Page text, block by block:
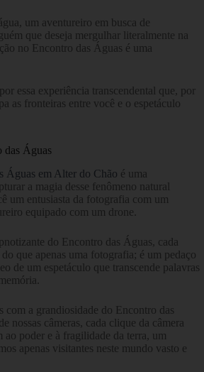
um aventureiro em busca de
que deseja mergulhar literalmente na
no Encontro das Águas é uma
essa experiência transcendental que, por
as fronteiras entre você e o espetáculo
das Águas
Águas em Alter do Chão é uma
a magia desse fenômeno natural
um entusiasta da fotografia com um
equipado com um drone.
do Encontro das Águas, cada
que apenas uma fotografia; é um pedaço
de um espetáculo que transcende palavras
com a grandiosidade do Encontro das
nossas câmeras, cada clique da câmera
ao poder e à fragilidade da terra, um
apenas visitantes neste mundo vasto e